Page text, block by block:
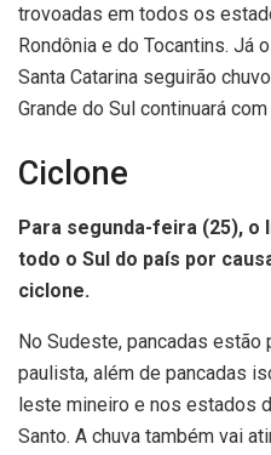
trovoadas em todos os
Rondônia e do Tocantins. Já
Santa Catarina seguirão
Grande do Sul continuará
Ciclone
Para segunda-feira (25), o
todo o Sul do país por
ciclone.
No Sudeste, pancadas
paulista, além de pancadas
leste mineiro e nos estados
Santo. A chuva também vai